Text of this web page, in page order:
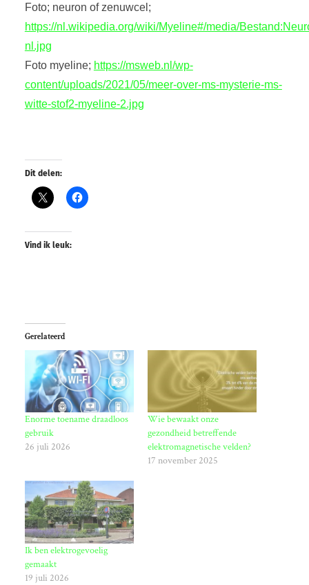
Foto; neuron of zenuwcel;
https://nl.wikipedia.org/wiki/Myeline#/media/
nl.jpg
Foto myeline; https://msweb.nl/wp-
content/uploads/2021/05/meer-over-ms-mysterie-ms-
witte-stof2-myeline-2.jpg
Dit delen:
Vind ik leuk:
Gerelateerd
Enorme toename draadloos
gebruik
26 juli 2026
Wie bewaakt onze
gezondheid betreffende
elektromagnetische velden?
17 november 2025
Ik ben elektrogevoelig
gemaakt
19 juli 2026